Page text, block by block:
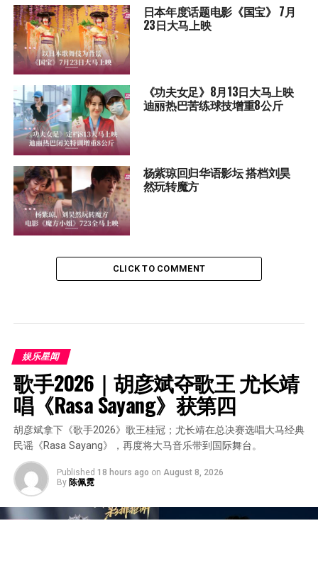
日本年度话题电影《国宝》 7月
23日大马上映
《功夫女足》8月13日大马上映
迪丽热巴苦练球技增重8公斤
杨紫琼回归华语影坛 搭档刘昊
然玩转魔方
CLICK TO COMMENT
娱乐星闻
歌手2026｜胡彦斌夺歌王 尤长靖
唱《Rasa Sayang》获第四
胡彦斌拿下《歌手2026》歌王桂冠；尤长靖在总决赛选唱大马经典
民谣《Rasa Sayang》，再度将大马音乐带到国际舞台。
Published 18 hours ago on August 8, 2026
By 陈佩霓